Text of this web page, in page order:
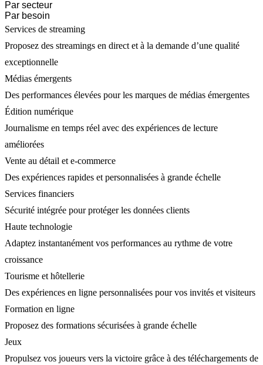
Par secteur
Par besoin
Services de streaming
Proposez des streamings en direct et à la demande d’une qualité
exceptionnelle
Médias émergents
Des performances élevées pour les marques de médias émergentes
Édition numérique
Journalisme en temps réel avec des expériences de lecture
améliorées
Vente au détail et e-commerce
Des expériences rapides et personnalisées à grande échelle
Services financiers
Sécurité intégrée pour protéger les données clients
Haute technologie
Adaptez instantanément vos performances au rythme de votre
croissance
Tourisme et hôtellerie
Des expériences en ligne personnalisées pour vos invités et visiteurs
Formation en ligne
Proposez des formations sécurisées à grande échelle
Jeux
Propulsez vos joueurs vers la victoire grâce à des téléchargements de